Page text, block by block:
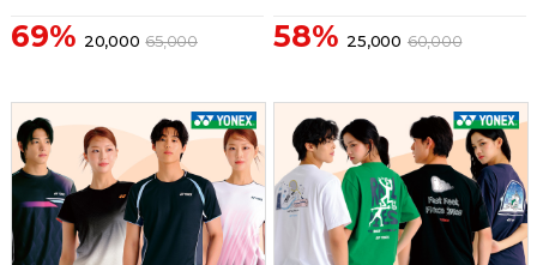
69% 20,000 65,000 58% 25,000 60,000